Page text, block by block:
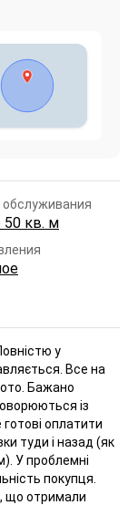
50 кв. м
у
Все на
Бажано
із
оплатити
туди і назад (як
У проблемні
покупця.
що отримали